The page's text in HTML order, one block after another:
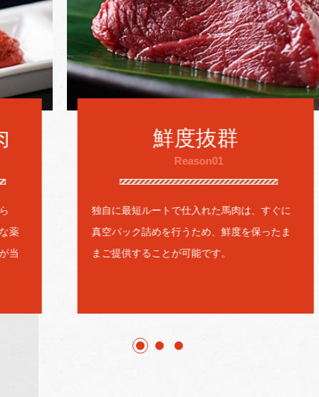
鮮度抜群
Reason01
独自に最短ルートで仕入れた馬肉は、すぐに
真空パック詰めを行うため、鮮度を保ったま
まご提供することが可能です。